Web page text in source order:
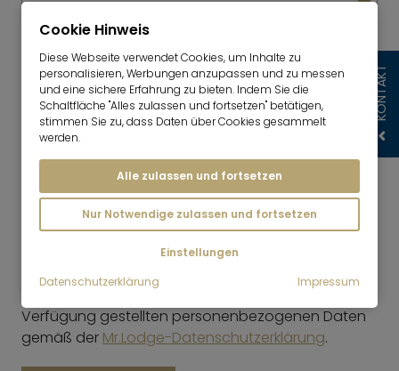
E-Mail*
Angaben wie in derMr. Lodge-
Datenschutzerklärungbeschrieben, verwendet,
um mir individuelle Angebote zu Objekten, die für
mich von Interesse sein könnten, zuzusenden.
Meine Einwilligung kann ich jederzeit mit Wirkung
für die Zukunft widerrufen *
Mr.Lodge GmbH verarbeitet die von Ihnen zur
Verfügung gestellten personenbezogenen Daten
gemäß der Mr.Lodge-Datenschutzerklärung.
KONTAKT
Cookie Hinweis
Diese Webseite verwendet Cookies, um Inhalte zu
personalisieren, Werbungen anzupassen und zu messen
und eine sichere Erfahrung zu bieten. Indem Sie die
Schaltfläche "Alles zulassen und fortsetzen" betätigen,
stimmen Sie zu, dass Daten über Cookies gesammelt
werden.
Alle zulassen und fortsetzen
Nur Notwendige zulassen und fortsetzen
Einstellungen
Datenschutzerklärung
Impressum